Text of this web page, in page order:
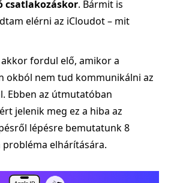
csatlakozáskor. Bármit is
elérni az iCloudot – mit
akkor fordul elő, amikor a
okból nem tud kommunikálni az
Ebben az útmutatóban
jelenik meg ez a hiba az
lépésre bemutatunk 8
elhárítására.